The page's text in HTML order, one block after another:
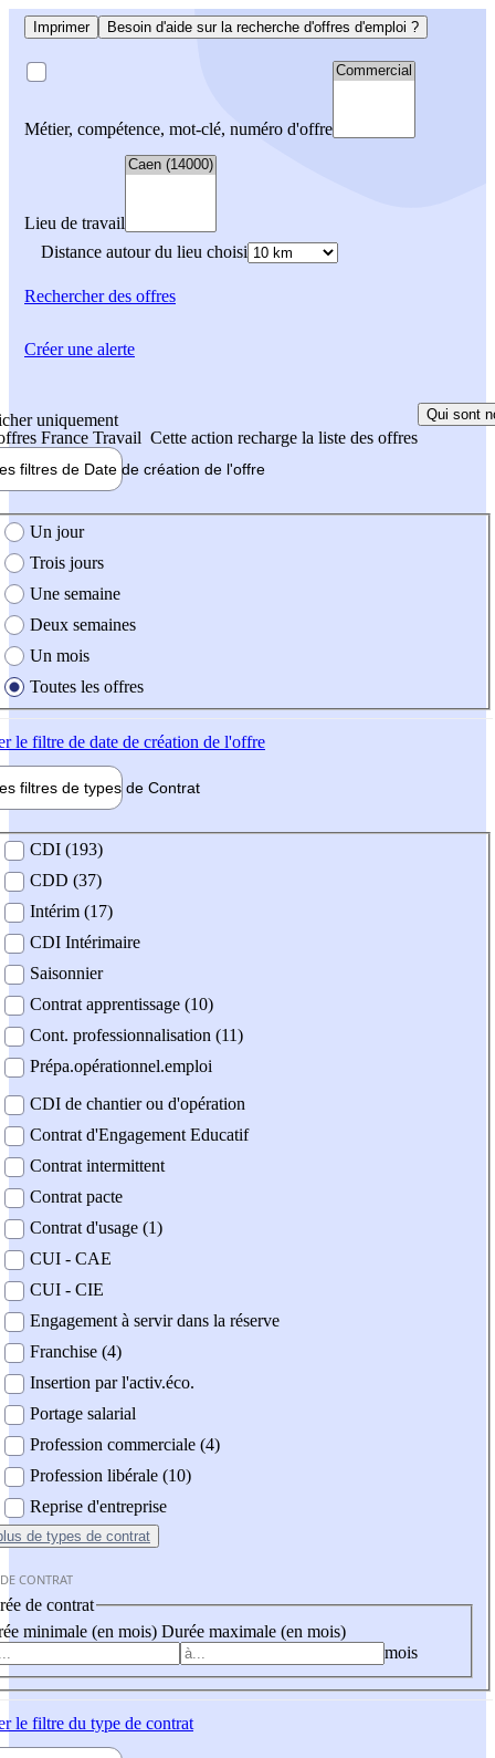
Imprimer Besoin d'aide sur la recherche d'offres d'emploi ?
Métier, compétence, mot-clé, numéro d'offre
Lieu de travail
Distance autour du lieu choisi
Rechercherdes offres
uniquement
France Travail Cette action recharge la liste des offres
Qui sont
filtres de Date de création de l'offre
création de l'offre
Un jour
Trois jours
Une semaine
Deux semaines
Un mois
Toutes les offres
le filtre de date de création de l'offre
filtres de types de Contrat
contrat
CDI (193)
CDD (37)
Intérim (17)
CDI Intérimaire
Saisonnier
Contrat apprentissage (10)
Cont. professionnalisation (11)
Prépa.opérationnel.emploi
CDI de chantier ou d'opération
Contrat d'Engagement Educatif
Contrat intermittent
Contrat pacte
Contrat d'usage (1)
CUI - CAE
CUI - CIE
Engagement à servir dans la réserve
Franchise (4)
Insertion par l'activ.éco.
Portage salarial
Profession commerciale (4)
Profession libérale (10)
Reprise d'entreprise
de types de contrat
CONTRAT
de contrat
minimale (en mois) Durée maximale (en mois)
mois
le filtre du type de contrat
Créer une alerte